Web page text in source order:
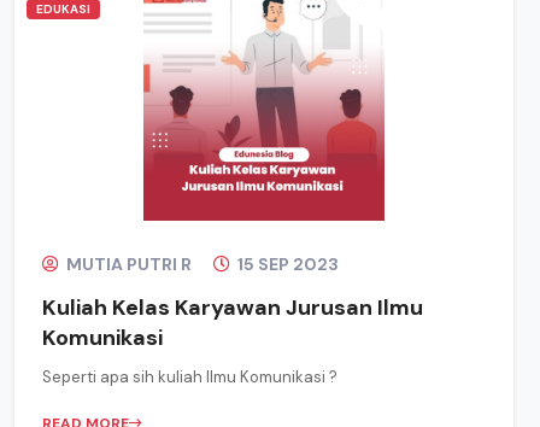
EDUKASI
MUTIA PUTRI R 15 SEP 2023
Kuliah Kelas Karyawan Jurusan Ilmu
Komunikasi
Seperti apa sih kuliah Ilmu Komunikasi ?
READ MORE